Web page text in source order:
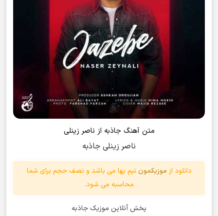
متن آهنگ جاذبه از ناصر زینلی
ناصر زینلی جاذبه
دانلود ازموزیکمون نیم بها می باشد و نصف حجم برای شما
محاسبه می شود.
پخش آنلاین موزیک جاذبه